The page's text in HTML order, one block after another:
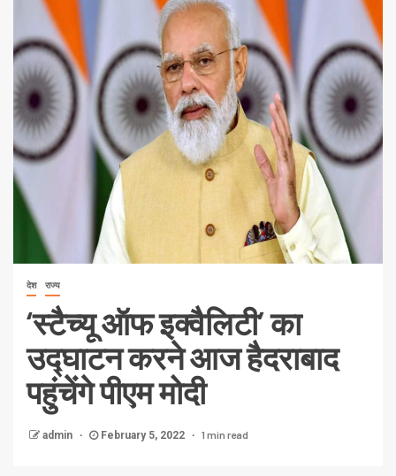
देश राज्य
‘स्टैच्यू ऑफ इक्वैलिटी’ का
उद्घाटन करने आज हैदराबाद
पहुंचेंगे पीएम मोदी
admin February 5, 2022 1 min read